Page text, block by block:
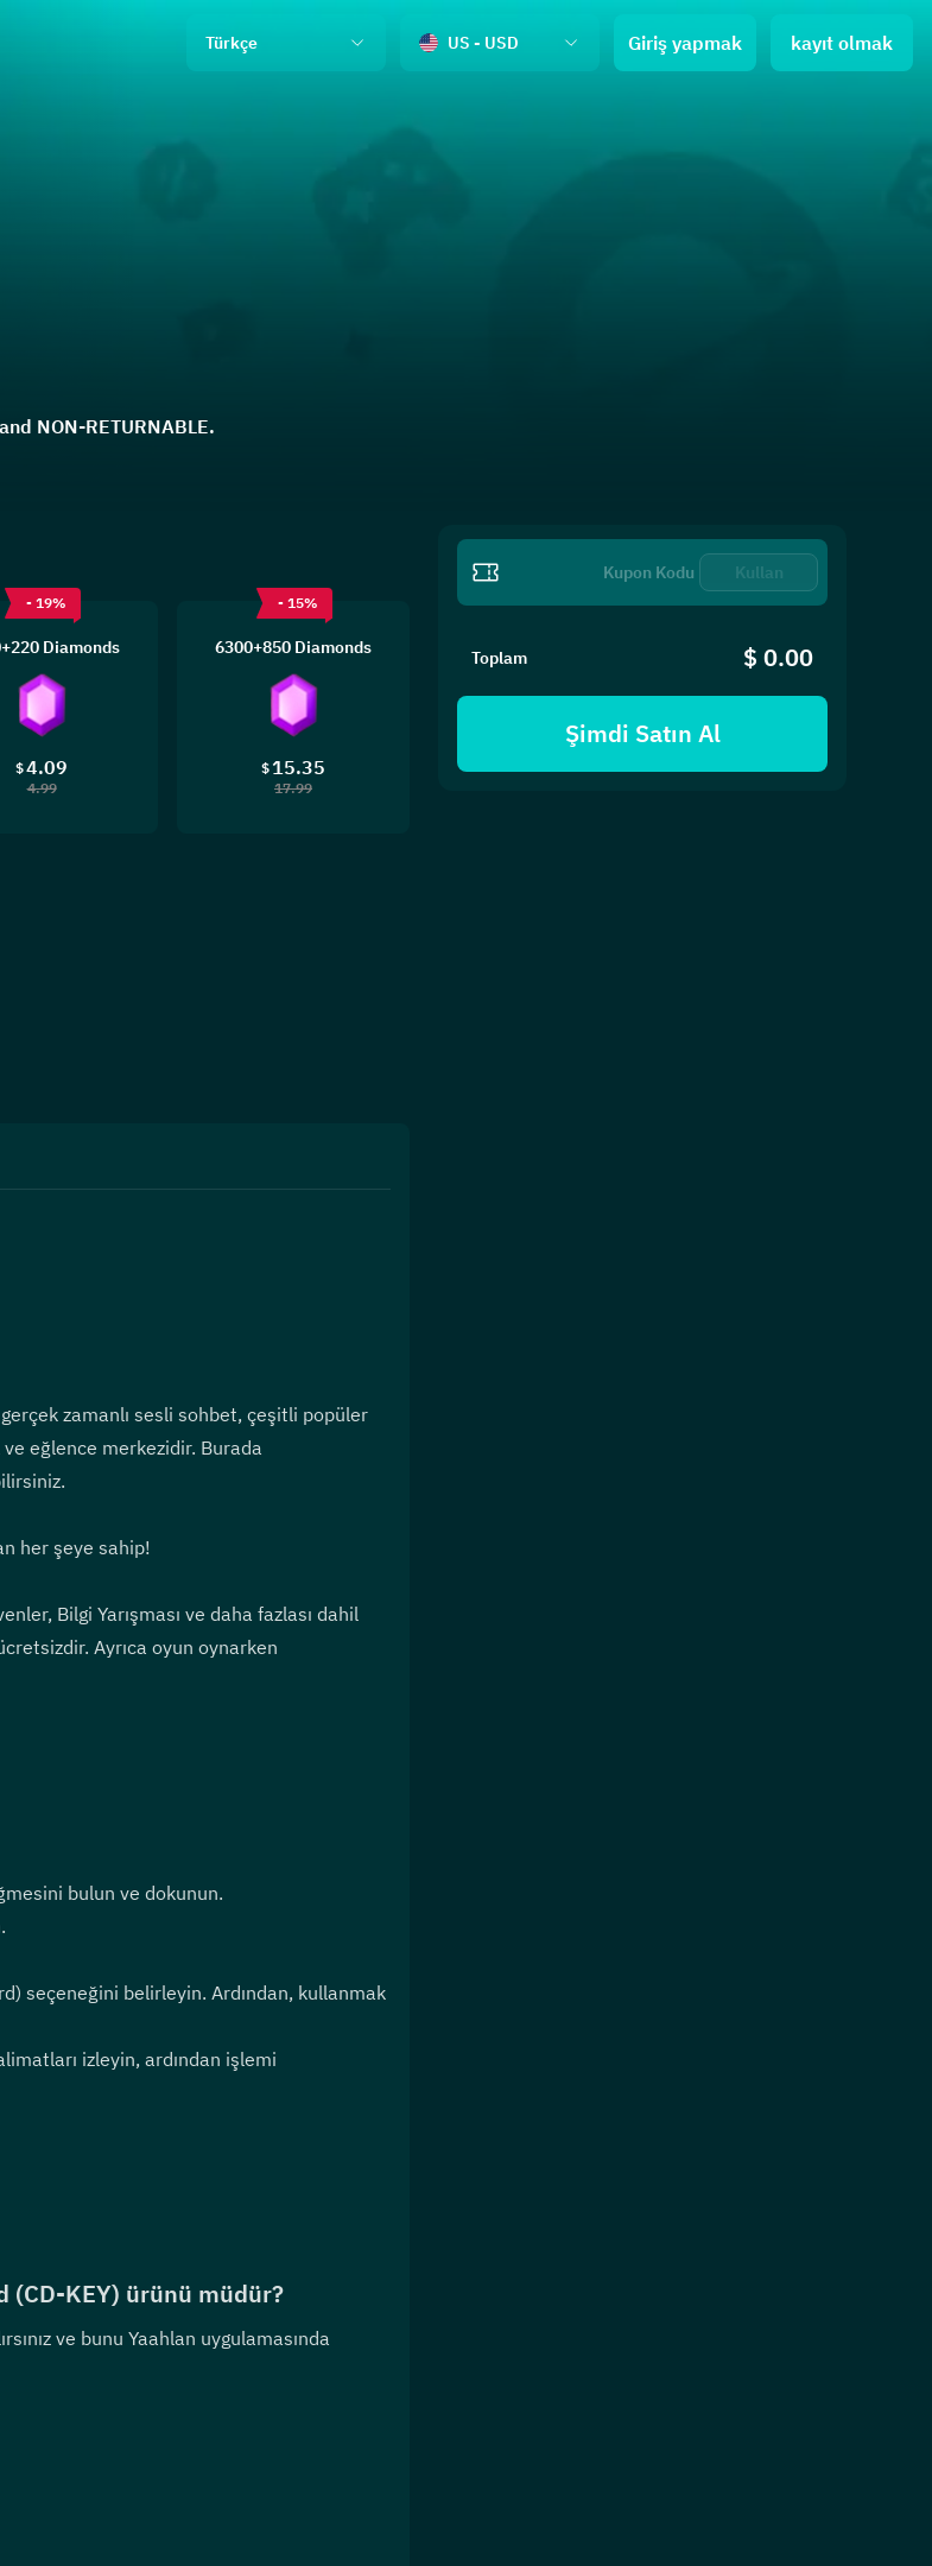
Türkçe US - USD Giriş yapmak kayıt olmak
NON-RETURNABLE.
- 19%
Diamonds
$4.09
4.99
- 15%
6300+850 Diamonds
$ 15.35
17.99
zamanlı sesli sohbet, çeşitli popüler
eğlence merkezidir. Burada
her şeye sahip!
Bilgi Yarışması ve daha fazlası dahil
Ayrıca oyun oynarken
bulun ve dokunun.
seçeneğini belirleyin. Ardından, kullanmak
izleyin, ardından işlemi
(CD-KEY) ürünü müdür?
ve bunu Yaahlan uygulamasında
Kullan
Toplam $ 0.00
Şimdi Satın Al